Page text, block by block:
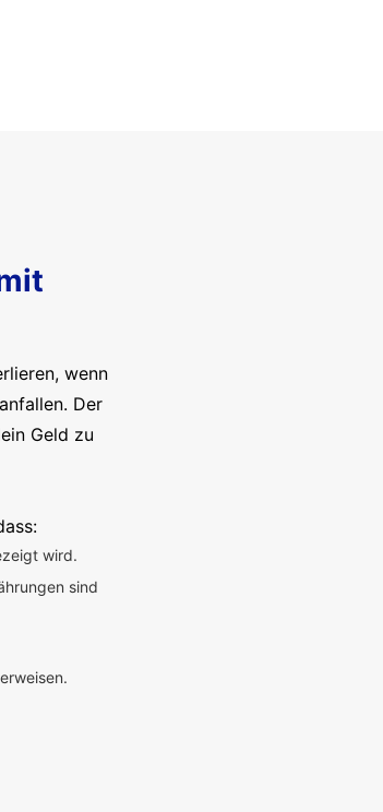
wenn
Der
Geld zu
wird.
sind